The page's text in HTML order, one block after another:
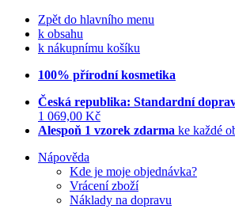
Zpět do hlavního menu
k obsahu
k nákupnímu košíku
100% přírodní kosmetika
Česká republika: Standardní
1 069,00 Kč
Alespoň 1 vzorek zdarma ke každé
Nápověda
Kde je moje objednávka?
Vrácení zboží
Náklady na dopravu